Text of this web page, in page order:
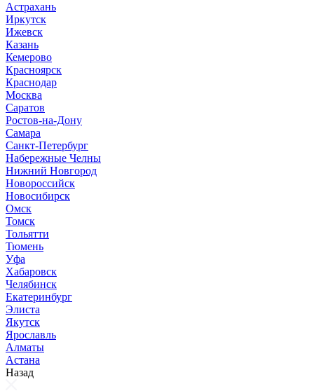
Астрахань
Иркутск
Ижевск
Казань
Кемерово
Красноярск
Краснодар
Москва
Саратов
Ростов-на-Дону
Самара
Санкт-Петербург
Набережные Челны
Нижний Новгород
Новороссийск
Новосибирск
Омск
Томск
Тольятти
Тюмень
Уфа
Хабаровск
Челябинск
Екатеринбург
Элиста
Якутск
Ярославль
Алматы
Астана
Назад